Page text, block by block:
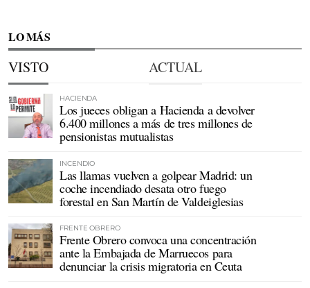
LO MÁS
VISTO ACTUAL
HACIENDA
Los jueces obligan a Hacienda a devolver
6.400 millones a más de tres millones de
pensionistas mutualistas
INCENDIO
Las llamas vuelven a golpear Madrid: un
coche incendiado desata otro fuego
forestal en San Martín de Valdeiglesias
FRENTE OBRERO
Frente Obrero convoca una concentración
ante la Embajada de Marruecos para
denunciar la crisis migratoria en Ceuta